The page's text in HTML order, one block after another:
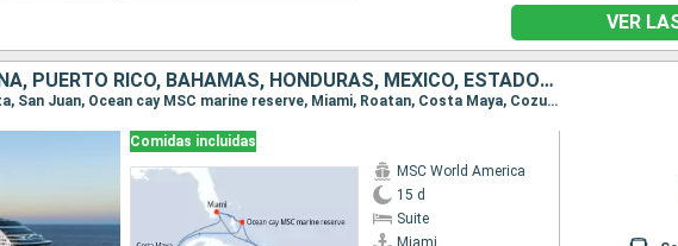
VER
REPÚBLICA DOMINICANA, PUERTO RICO, BAHAMAS, HONDURAS, MÉXICO, ESTADOS UNIDOS
Itinerario : Miami, Puerto Plata, San Juan, Ocean cay MSC marine reserve, Miami, Roatan, Costa Maya, Cozumel, Ocean cay MSC marine reserve, Miami
Comidas incluidas
MSC World America
15 d
Suite
Miami